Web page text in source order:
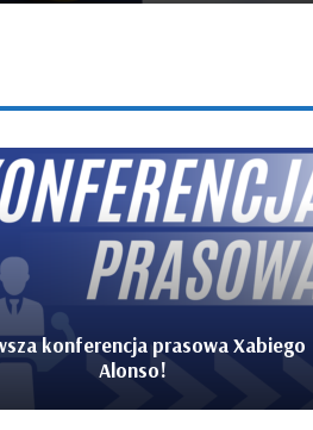
konferencja prasowa Xabiego
Alonso!